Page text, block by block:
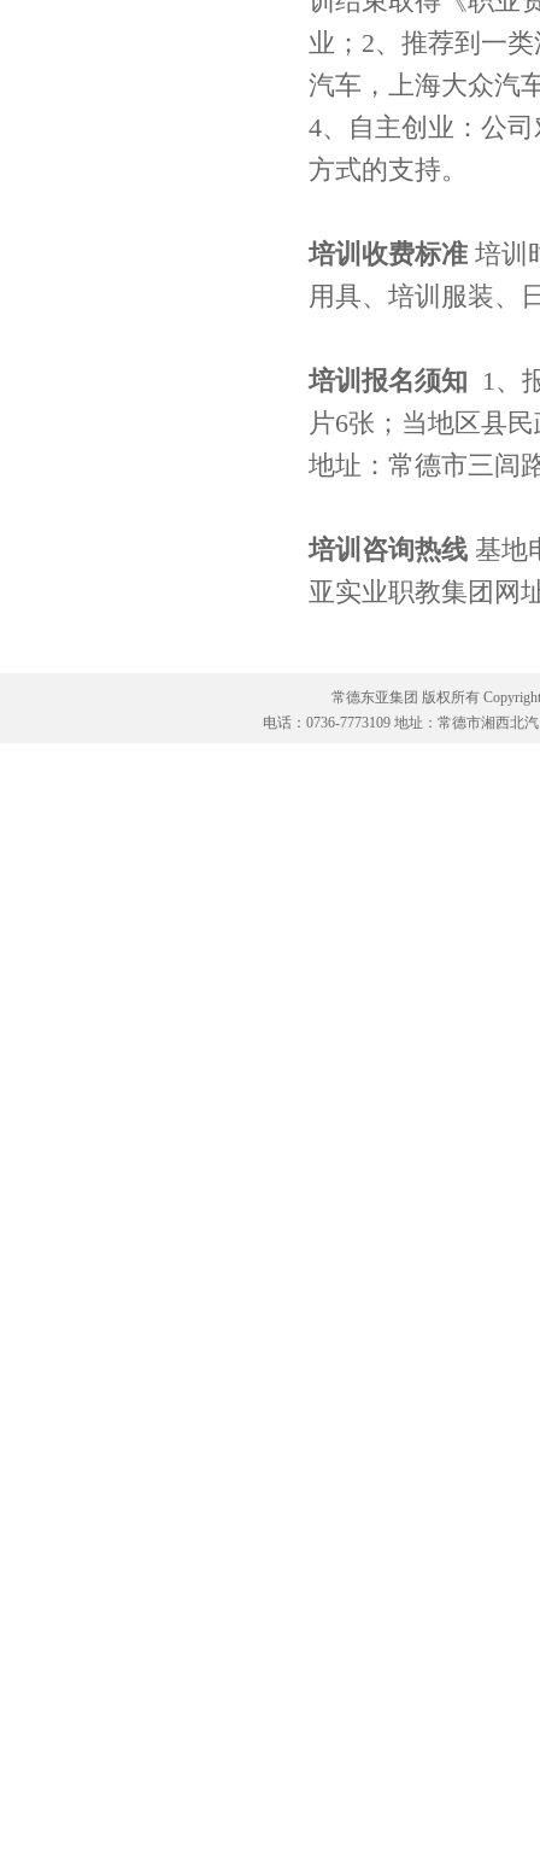
业；2、推荐到一
汽车，上海大众汽
4、自主创业：公
方式的支持。
培训收费标准培训
用具、培训服装、
培训报名须知 1、
片6张；当地区县
地址：常德市三闾
培训咨询热线基地
亚实业职教集团网
常德东亚集团 版权所有
电话：0736-7773109 地址：常德市湘西北